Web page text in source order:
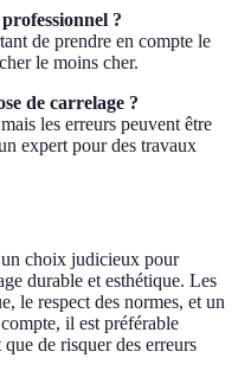
?
de prendre en compte le
le moins cher.
de carrelage ?
les erreurs peuvent être
expert pour des travaux
un choix judicieux pour
durable et esthétique. Les
le respect des normes, et un
il est préférable
de risquer des erreurs